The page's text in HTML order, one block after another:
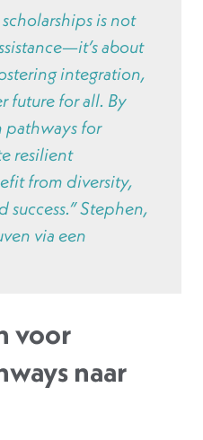
is not
about
integration,
future for all. By
pathways for
resilient
from diversity,
success.”Stephen,
via een
voor
naar